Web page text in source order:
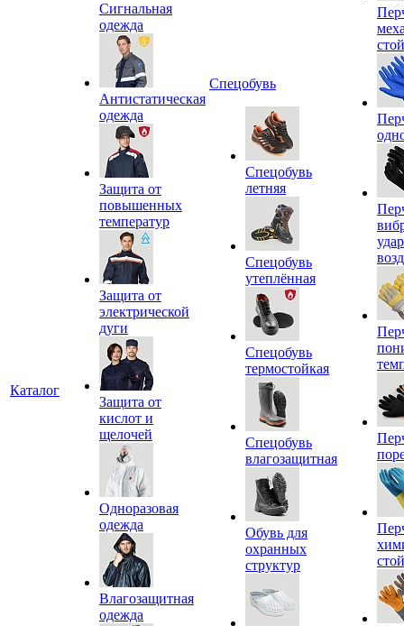
Каталог
Сигнальная
одежда
Антистатическая
одежда
Защита от
повышенных
температур
Защита от
электрической
дуги
Защита от
кислот и
щелочей
Одноразовая
одежда
Влагозащитная
одежда
Спецобувь
Спецобувь
летняя
Спецобувь
утеплённая
Спецобувь
термостойкая
Спецобувь
влагозащитная
Обувь для
охранных
структур